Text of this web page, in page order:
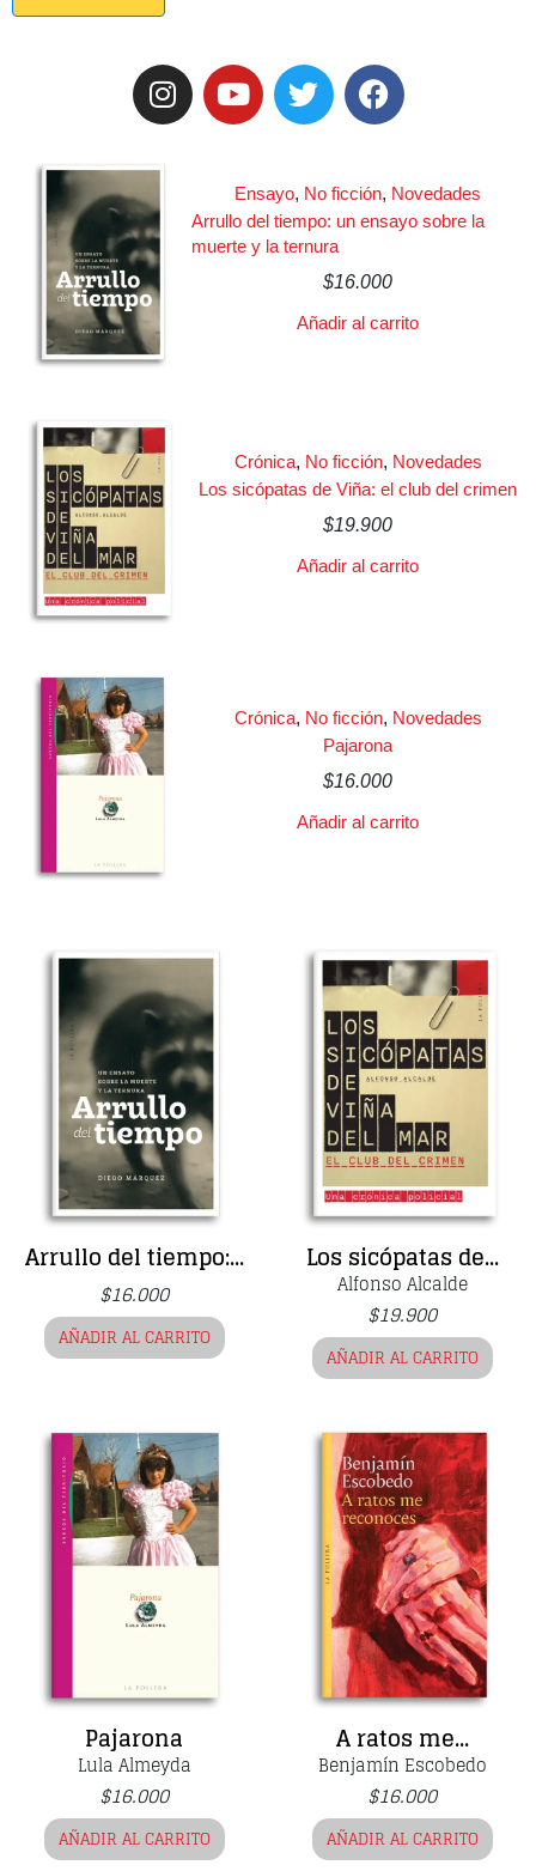
Ensayo, No ficción, Novedades
Arrullo del tiempo: un ensayo sobre la
muerte y la ternura
$16.000
Añadir al carrito
Crónica, No ficción, Novedades
Los sicópatas de Viña: el club del crimen
$19.900
Añadir al carrito
Crónica, No ficción, Novedades
Pajarona
$16.000
Añadir al carrito
Arrullo del tiempo:...
$16.000
AÑADIR AL CARRITO
Los sicópatas de...
$19.900
Alfonso Alcalde
AÑADIR AL CARRITO
Pajarona
$16.000
Lula Almeyda
AÑADIR AL CARRITO
A ratos me...
$16.000
Benjamín Escobedo
AÑADIR AL CARRITO